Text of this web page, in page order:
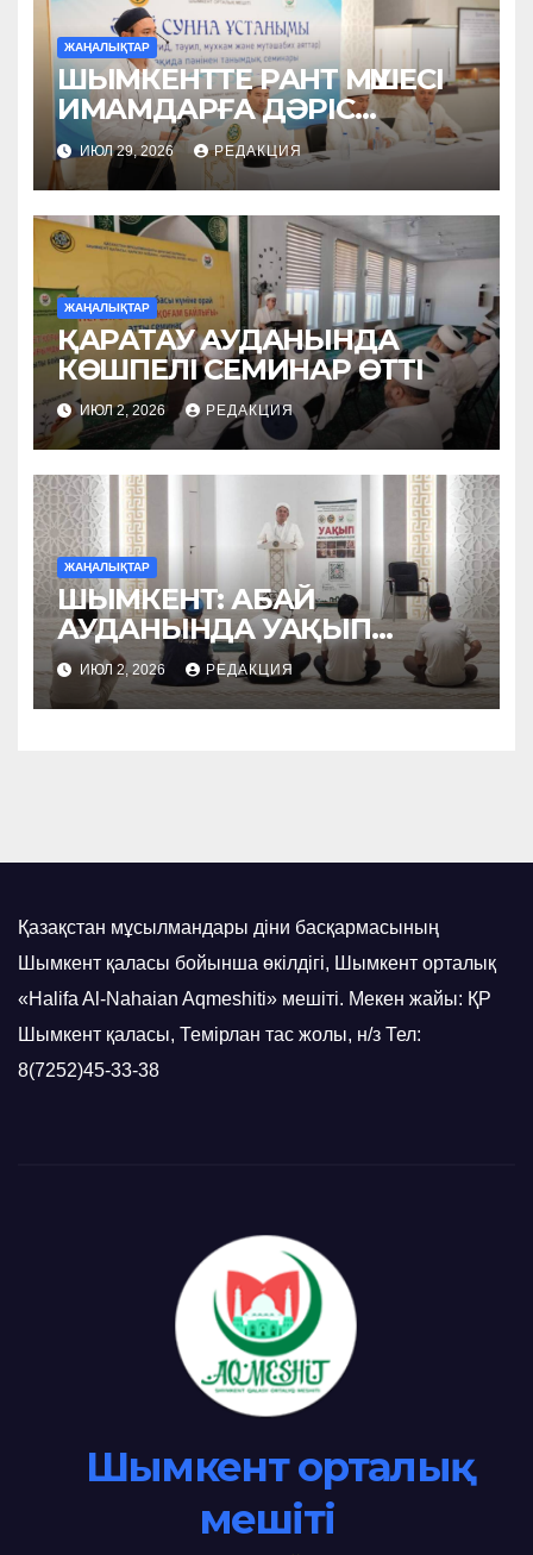
ЖАҢАЛЫҚТАР
ШЫМКЕНТТЕ РАНТ МҮШЕСІ
ИМАМДАРҒА ДӘРІС
ОҚЫДЫ
ИЮЛ 29, 2026 РЕДАКЦИЯ
ЖАҢАЛЫҚТАР
ҚАРАТАУ АУДАНЫНДА
КӨШПЕЛІ СЕМИНАР ӨТТІ
ИЮЛ 2, 2026 РЕДАКЦИЯ
ЖАҢАЛЫҚТАР
ШЫМКЕНТ: АБАЙ
АУДАНЫНДА УАҚЫП
НАСИХАТТАЛДЫ
ИЮЛ 2, 2026 РЕДАКЦИЯ
Қазақстан мұсылмандары діни басқармасының
Шымкент қаласы бойынша өкілдігі, Шымкент орталық
«Halifa Al-Nahaian Aqmeshiti» мешіті. Мекен жайы: ҚР
Шымкент қаласы, Темірлан тас жолы, н/з Тел:
8(7252)45-33-38
Шымкент орталық
мешіті